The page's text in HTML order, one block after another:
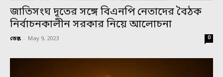
জাতিসংঘ দূতের সঙ্গে বিএনপি নেতাদের বৈঠক
নির্বাচনকালীন সরকার নিয়ে আলোচনা
ডেস্ক - May 9, 2023 0